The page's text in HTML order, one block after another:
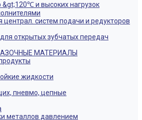
и высоких нагрузок
систем подачи и редукторов
открытых зубчатых передач
МАТЕРИАЛЫ
жидкости
пневмо, цепные
металлов давлением